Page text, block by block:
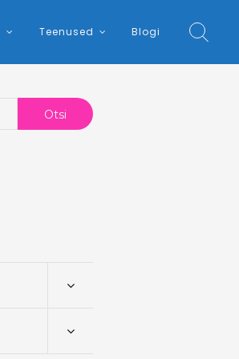
Teenused Blogi
Otsi